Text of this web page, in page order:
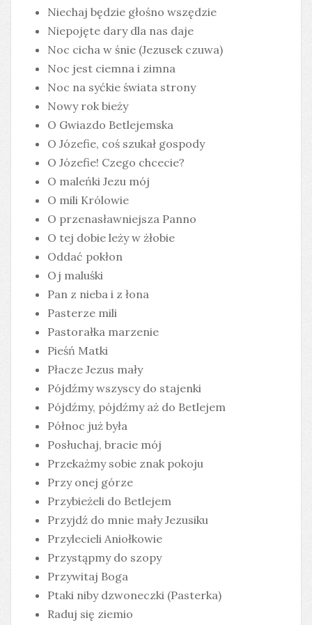
Niechaj będzie głośno wszędzie
Niepojęte dary dla nas daje
Noc cicha w śnie (Jezusek czuwa)
Noc jest ciemna i zimna
Noc na syćkie świata strony
Nowy rok bieży
O Gwiazdo Betlejemska
O Józefie, coś szukał gospody
O Józefie! Czego chcecie?
O maleńki Jezu mój
O mili Królowie
O przenasławniejsza Panno
O tej dobie leży w żłobie
Oddać pokłon
Oj maluśki
Pan z nieba i z łona
Pasterze mili
Pastorałka marzenie
Pieśń Matki
Płacze Jezus mały
Pójdźmy wszyscy do stajenki
Pójdźmy, pójdźmy aż do Betlejem
Północ już była
Posłuchaj, bracie mój
Przekażmy sobie znak pokoju
Przy onej górze
Przybieżeli do Betlejem
Przyjdź do mnie mały Jezusiku
Przylecieli Aniołkowie
Przystąpmy do szopy
Przywitaj Boga
Ptaki niby dzwoneczki (Pasterka)
Raduj się ziemio